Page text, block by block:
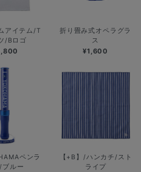
アイテム/T
/Bロゴ
折り畳み式オペラグラ
ス
¥1,600
ペンラ
ブルー
【+B】/ハンカチ/スト
ライプ